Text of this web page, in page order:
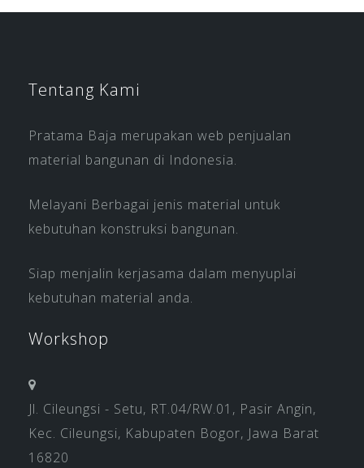
Tentang Kami
Pratama Baja merupakan web penjualan
material bangunan di Indonesia.
Melayani Berbagai jenis material untuk
kebutuhan konstruksi bangunan.
Siap menjalin kerjasama dalam menyuplai
kebutuhan material anda.
Workshop
Jl. Cileungsi - Setu, RT.04/RW.01, Pasir Angin,
Kec. Cileungsi, Kabupaten Bogor, Jawa Barat
16820